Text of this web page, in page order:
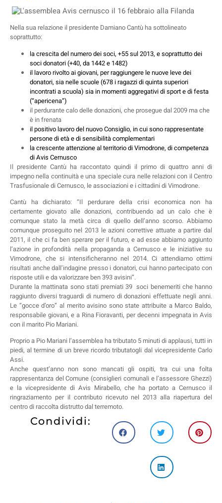
Nella sua relazione il presidente Damiano Cantù ha sottolineato
soprattutto:
la crescita del numero dei soci, +55 sul 2013, e soprattutto dei
soci donatori (+40, da 1442 e 1482)
il lavoro rivolto ai giovani, per raggiungere le nuove leve dei
donatori, sia nelle scuole (678 i ragazzi di quinta superiori
incontrati a scuola) sia in momenti aggregativi di sport e di festa
(“apericena”)
il perdurante calo delle donazioni, che prosegue dal 2009 ma che
è in frenata
il positivo lavoro del nuovo Consiglio, in cui sono rappresentate
persone di età e di sensibilità complementari
la crescente attenzione al territorio di Vimodrone, di competenza
di Avis Cernusco
Il presidente Cantù ha raccontato quindi il primo di quattro anni di
impegno nella continuità e una speciale cura nelle relazioni con il Centro
Trasfusionale di Cernusco, le associazioni e i cittadini di Vimodrone.
Cantù ha dichiarato: “Il perdurare della crisi economica non ha
certamente giovato alle donazioni, contribuendo ad un calo che è
comunque stato la metà circa di quello dell’anno scorso. Abbiamo
comunque proseguito nel 2013 le azioni correttive attuate a partire dal
2011, il che ci fa ben sperare per il futuro, e ad esse abbiamo aggiunto
l’azione in profondità nella propaganda a Cernusco e le iniziative su
Vimodrone, che si intensificheranno nel 2014. Ci attendiamo ottimi
risultati anche dall’indagine presso i donatori, cui hanno partecipato con
risposte utili e da valorizzare ben 393 avisini”.
Durante la mattinata sono stati premiati 39 soci benemeriti che hanno
raggiunto diversi traguardi di numero di donazioni effettuate negli anni.
Le “gocce d’oro” al merito avisino sono state attribuite a Marco Baldo,
responsabile giovani, e a Rina Fioravanti, per decenni impegnata in Avis
con il marito Pio Mariani.
Proprio a Pio Mariani l’assemblea ha tributato 5 minuti di applausi, tutti in
piedi, al termine di un breve ricordo tributatogli dal vicepresidente Carlo
Assi.
Anche quest’anno non sono mancati gli ospiti, tra cui una folta
rappresentanza del Comune (consiglieri comunali e l’assessore Ghezzi)
e la vicepresidente di Avis Mirabello, che ha portato a Cernusco il
ringraziamento per il contributo ricevuto nel 2013 alla riapertura del
centro di raccolta distrutto dal terremoto.
Condividi: